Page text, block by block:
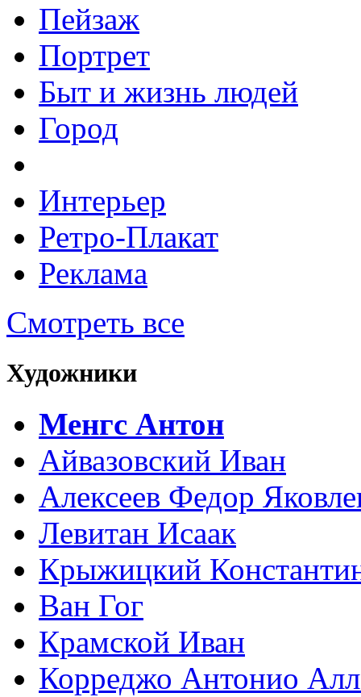
Пейзаж
Портрет
Быт и жизнь людей
Город
Интерьер
Ретро-Плакат
Реклама
Смотреть все
Художники
Менгс Антон
Айвазовский Иван
Алексеев Федор
Левитан Исаак
Крыжицкий
Ван Гог
Крамской Иван
Корреджо Антонио